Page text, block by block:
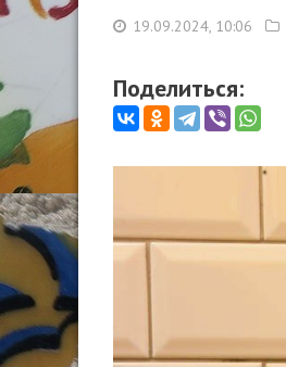
19.09.2024, 10:06
Поделиться: